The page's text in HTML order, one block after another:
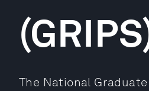
The National